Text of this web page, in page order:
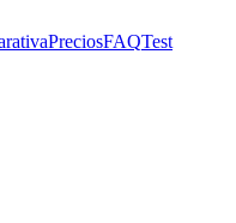
PreciosFAQTest